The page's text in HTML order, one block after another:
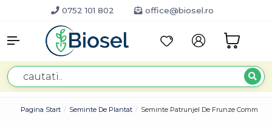
0752 101 802 office@biosel.ro
Pagina Start Seminte De Plantat Seminte Patrunjel De Frunze Commun